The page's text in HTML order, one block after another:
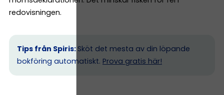
redovisningen.
Tips från Spiris: Sköt det mesta av din löpande
bokföring automatiskt. Prova gratis här!